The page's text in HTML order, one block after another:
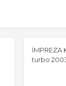
İMPREZA
turbo